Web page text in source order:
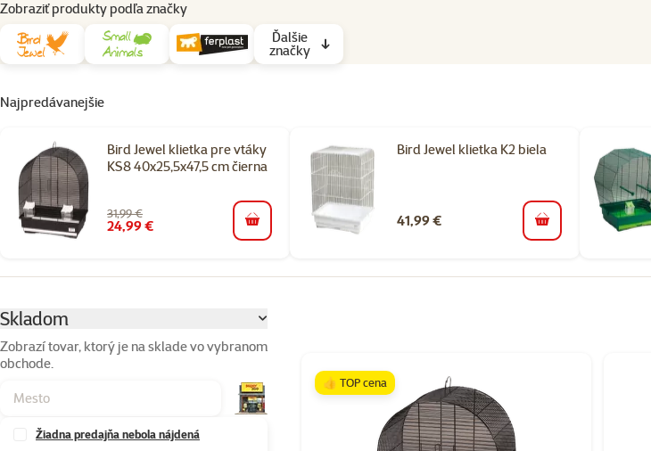
Zobraziť produkty podľa značky
Ďalšie
značky
Najpredávanejšie
Bird Jewel klietka pre vtáky
KS8 40x25,5x47,5 cm čierna
31,99 €
24,99 € do košíka
Bird Jewel klietka K2 biela
41,99 € do košíka
Skladom
Zobrazí tovar, ktorý je na sklade vo vybranom
obchode.
Žiadna predajňa nebola nájdená
👍 TOP cena